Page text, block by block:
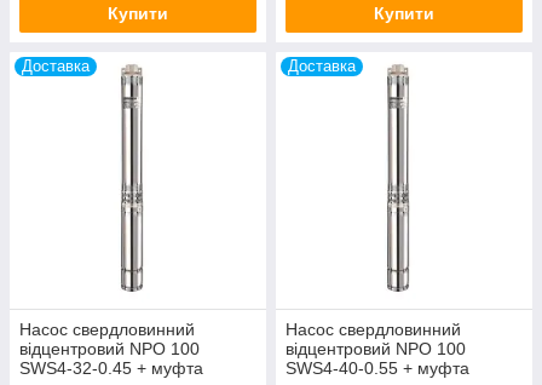
Купити Купити
Доставка
Насос свердловинний
відцентровий NPO 100
SWS4-32-0.45 + муфта
Доставка
Насос свердловинний
відцентровий NPO 100
SWS4-40-0.55 + муфта